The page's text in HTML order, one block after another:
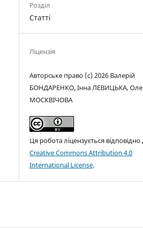
Розділ
Статті
Ліцензія
Авторське право (c) 2026 Валерій
БОНДАРЕНКО, Інна ЛЕВИЦЬКА,
МОСКВІЧОВА
Ця робота ліцензується відповідно
Creative Commons Attribution 4.0
International License.